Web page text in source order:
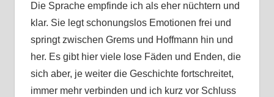
Die Sprache empfinde ich als eher nüchtern und
klar. Sie legt schonungslos Emotionen frei und
springt zwischen Grems und Hoffmann hin und
her. Es gibt hier viele lose Fäden und Enden, die
sich aber, je weiter die Geschichte fortschreitet,
immer mehr verbinden und ich kurz vor Schluss